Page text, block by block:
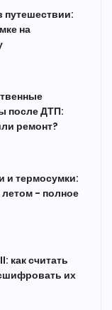
на
после ДТП:
ремонт?
и термосумки:
летом - полное
как считать
их